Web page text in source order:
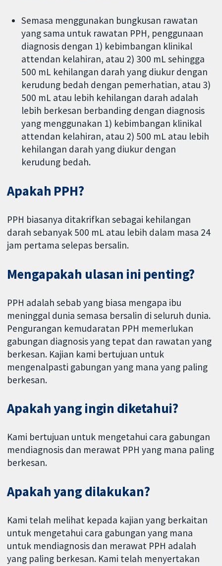
Semasa menggunakan bungkusan rawatan
yang sama untuk rawatan PPH, penggunaan
diagnosis dengan 1) kebimbangan klinikal
attendan kelahiran, atau 2) 300 mL sehingga
500 mL kehilangan darah yang diukur dengan
kerudung bedah dengan pemerhatian, atau 3)
500 mL atau lebih kehilangan darah adalah
lebih berkesan berbanding dengan diagnosis
yang menggunakan 1) kebimbangan klinikal
attendan kelahiran, atau 2) 500 mL atau lebih
kehilangan darah yang diukur dengan
kerudung bedah.
Apakah PPH?
PPH biasanya ditakrifkan sebagai kehilangan
darah sebanyak 500 mL atau lebih dalam masa 24
jam pertama selepas bersalin.
Mengapakah ulasan ini penting?
PPH adalah sebab yang biasa mengapa ibu
meninggal dunia semasa bersalin di seluruh dunia.
Pengurangan kemudaratan PPH memerlukan
gabungan diagnosis yang tepat dan rawatan yang
berkesan. Kajian kami bertujuan untuk
mengenalpasti gabungan yang mana yang paling
berkesan.
Apakah yang ingin diketahui?
Kami bertujuan untuk mengetahui cara gabungan
mendiagnosis dan merawat PPH yang mana paling
berkesan.
Apakah yang dilakukan?
Kami telah melihat kepada kajian yang berkaitan
untuk mengetahui cara gabungan yang mana
untuk mendiagnosis dan merawat PPH adalah
yang paling berkesan. Kami telah menyertakan